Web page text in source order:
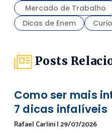
Mercado de Trabalho
Dicas de Enem
Posts
Como ser mais
7 dicas infalíveis
Rafael Carlini|29/07/2026